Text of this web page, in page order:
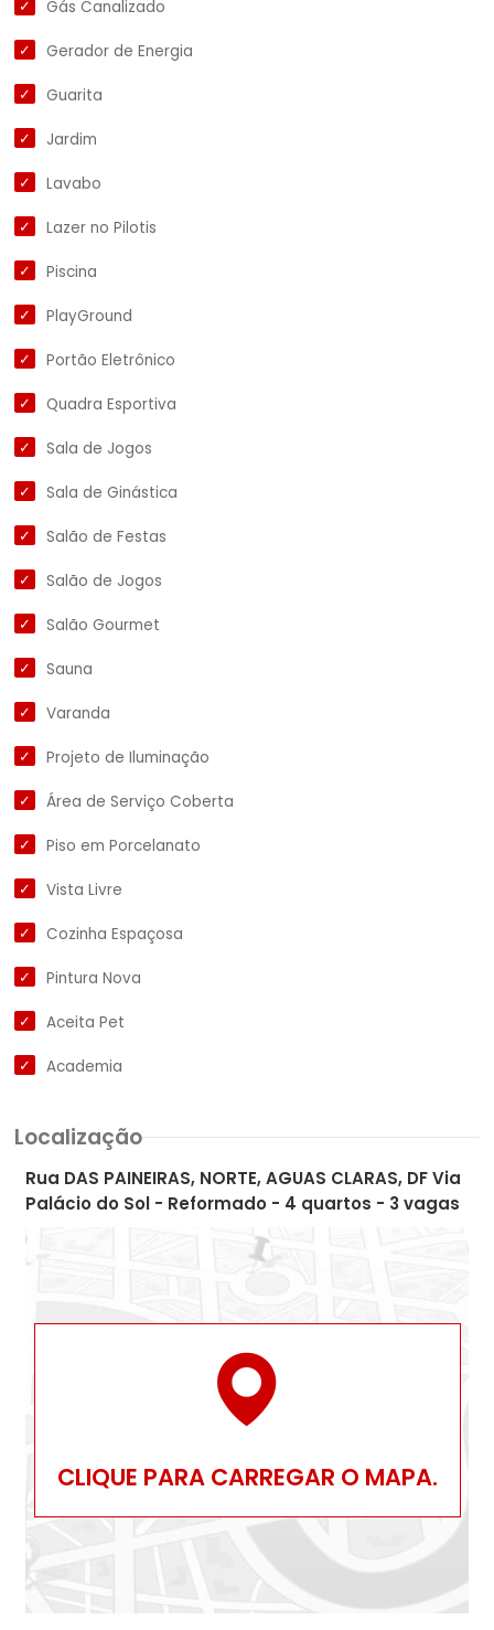
Gás Canalizado
Gerador de Energia
Guarita
Jardim
Lavabo
Lazer no Pilotis
Piscina
PlayGround
Portão Eletrônico
Quadra Esportiva
Sala de Jogos
Sala de Ginástica
Salão de Festas
Salão de Jogos
Salão Gourmet
Sauna
Varanda
Projeto de Iluminação
Área de Serviço Coberta
Piso em Porcelanato
Vista Livre
Cozinha Espaçosa
Pintura Nova
Aceita Pet
Academia
Localização
Rua DAS PAINEIRAS, NORTE, AGUAS CLARAS, DF Via
Palácio do Sol - Reformado - 4 quartos - 3 vagas
CLIQUE PARA CARREGAR O MAPA.